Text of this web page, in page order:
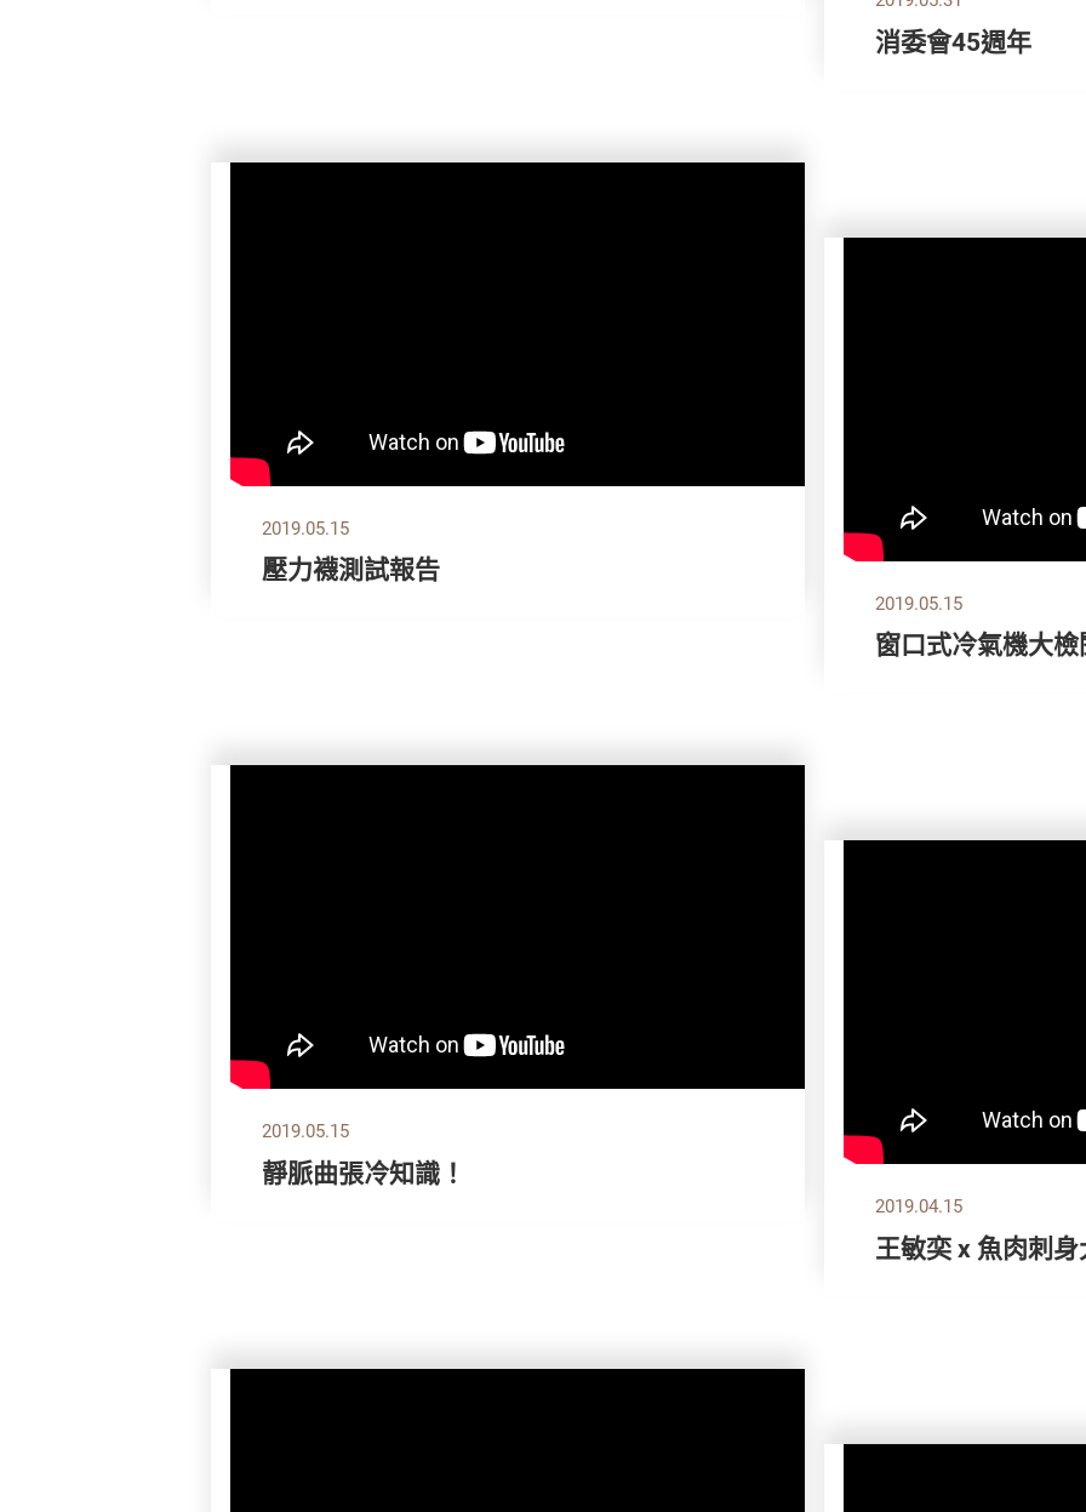
消委會45週年
2019.05.15
壓力襪測試報告
2019.05.15
窗口式冷氣機大檢
2019.05.15
靜脈曲張冷知識！
2019.04.15
王敏奕 x 魚肉刺